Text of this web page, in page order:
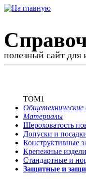
полезный сайт
ТОМ1
Общетехнические
Материалы
Шероховатость
Допуски и
Конструктивные
Крепежные
Стандартные и
Защитные и